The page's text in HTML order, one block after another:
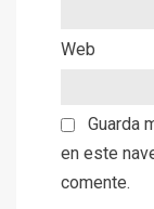
Web
Guarda
en este
comente.